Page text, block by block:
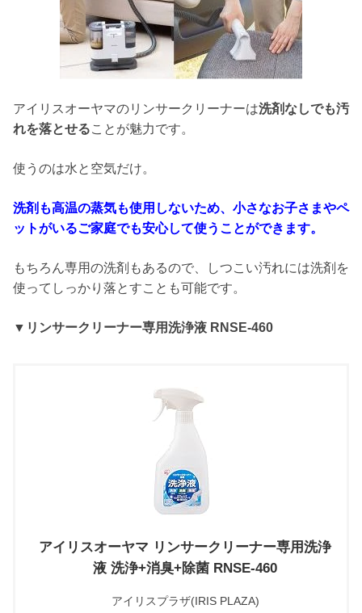
アイリスオーヤマのリンサークリーナーは洗剤なしでも汚
れを落とせることが魅力です。
使うのは水と空気だけ。
洗剤も高温の蒸気も使用しないため、小さなお子さまやペ
ットがいるご家庭でも安心して使うことができます。
もちろん専用の洗剤もあるので、しつこい汚れには洗剤を
使ってしっかり落とすことも可能です。
▼ リンサークリーナー専用洗浄液 RNSE-460
アイリスオーヤマ リンサークリーナー専用洗浄
液 洗浄+消臭+除菌 RNSE-460
アイリスプラザ(IRIS PLAZA)